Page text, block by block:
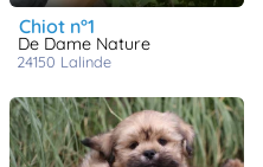
chiot n°1
De Dame Nature
24150 lalinde